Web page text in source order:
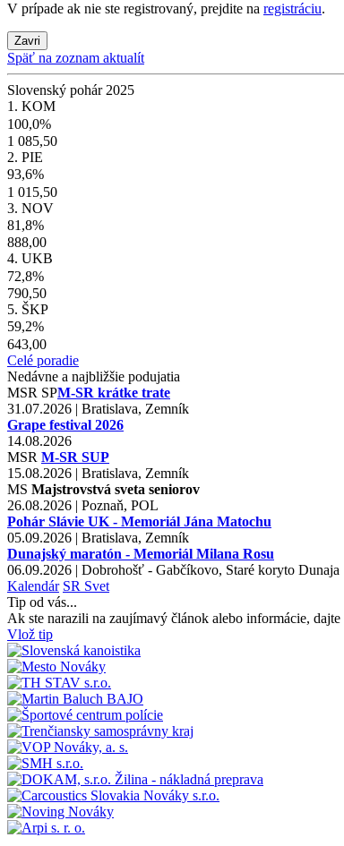
V prípade ak nie ste registrovaný, prejdite na registráciu.
Zavri
Späť na zoznam aktualít
Slovenský pohár 2025
1. KOM
100,0%
1 085,50
2. PIE
93,6%
1 015,50
3. NOV
81,8%
888,00
4. UKB
72,8%
790,50
5. ŠKP
59,2%
643,00
Celé poradie
Nedávne a najbližšie podujatia
MSR SPM-SR krátke trate
31.07.2026 | Bratislava, Zemník
Grape festival 2026
14.08.2026
MSR M-SR SUP
15.08.2026 | Bratislava, Zemník
MS Majstrovstvá sveta seniorov
26.08.2026 | Poznaň, POL
Pohár Slávie UK - Memoriál Jána Matochu
05.09.2026 | Bratislava, Zemník
Dunajský maratón - Memoriál Milana Rosu
06.09.2026 | Dobrohošť - Gabčíkovo, Staré koryto Dunaja
Kalendár SR Svet
Tip od vás...
Ak ste narazili na zaujímavý článok alebo informácie,
Vlož tip